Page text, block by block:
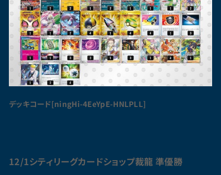
デッキコード[ningHi-4EeYpE-HNLPLL]
12/1シティリーグカードショップ裁龍 準優勝